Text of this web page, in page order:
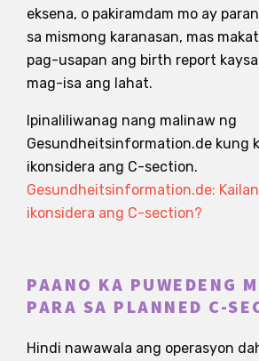
eksena, o pakiramdam mo ay
sa mismong karanasan, mas
pag-usapan ang birth report
mag-isa ang lahat.
Ipinaliliwanag nang malinaw ng
Gesundheitsinformation.de kung
ikonsidera ang C-section.
Gesundheitsinformation.de:
ikonsidera ang C-section?
PAANO KA PUWEDENG
PARA SA PLANNED C-
Hindi nawawala ang operasyon